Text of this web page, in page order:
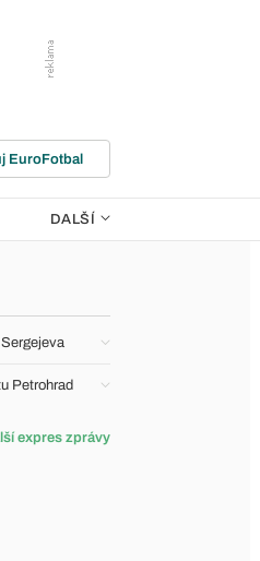
EuroFotbal
DALŠÍ
Petrohrad
expres zprávy